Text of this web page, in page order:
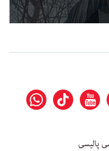
پالیسی